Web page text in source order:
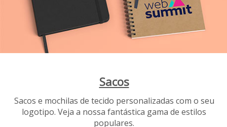
Sacos
Sacos e mochilas de tecido personalizadas com o seu
logotipo. Veja a nossa fantástica gama de estilos
populares.